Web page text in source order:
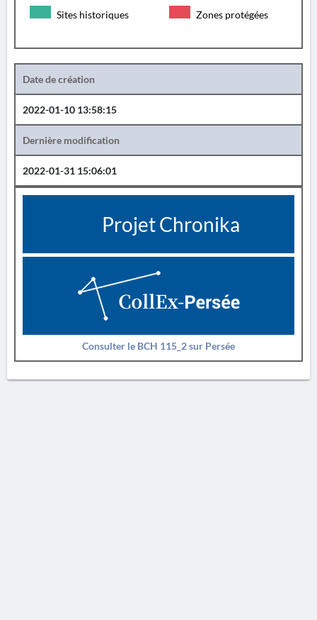
Sites historiques Zones protégées
Date de création
2022-01-10 13:58:15
Dernière modification
2022-01-31 15:06:01
Projet Chronika
Consulter le BCH 115_2 sur Persée